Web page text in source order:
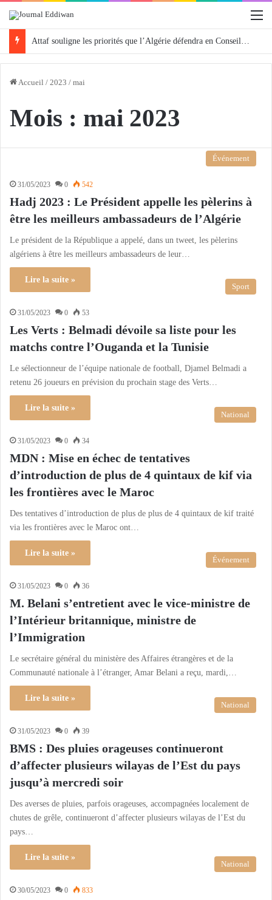
Attaf souligne les priorités que l’Algérie défendra en Conseil de sécurité « avec rigueur et engagement »
Accueil / 2023 / mai
Mois : mai 2023
Événement
31/05/2023 0 542
Hadj 2023 : Le Président appelle les pèlerins à
être les meilleurs ambassadeurs de l’Algérie
Le président de la République a appelé, dans un tweet, les pèlerins
algériens à être les meilleurs ambassadeurs de leur…
Lire la suite »
Sport
31/05/2023 0 53
Les Verts : Belmadi dévoile sa liste pour les
matchs contre l’Ouganda et la Tunisie
Le sélectionneur de l’équipe nationale de football, Djamel Belmadi a
retenu 26 joueurs en prévision du prochain stage des Verts…
Lire la suite »
National
31/05/2023 0 34
MDN : Mise en échec de tentatives
d’introduction de plus de 4 quintaux de kif via
les frontières avec le Maroc
Des tentatives d’introduction de plus de plus de 4 quintaux de kif traité
via les frontières avec le Maroc ont…
Lire la suite »
Événement
31/05/2023 0 36
M. Belani s’entretient avec le vice-ministre de
l’Intérieur britannique, ministre de
l’Immigration
Le secrétaire général du ministère des Affaires étrangères et de la
Communauté nationale à l’étranger, Amar Belani a reçu, mardi,…
Lire la suite »
National
31/05/2023 0 39
BMS : Des pluies orageuses continueront
d’affecter plusieurs wilayas de l’Est du pays
jusqu’à mercredi soir
Des averses de pluies, parfois orageuses, accompagnées localement de
chutes de grêle, continueront d’affecter plusieurs wilayas de l’Est du
pays…
Lire la suite »
National
30/05/2023 0 833